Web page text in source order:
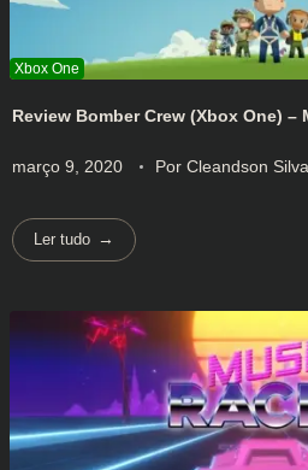
Review Bomber Crew (Xbox One) –
março 9, 2020 Por Cleandson Silva
Ler tudo